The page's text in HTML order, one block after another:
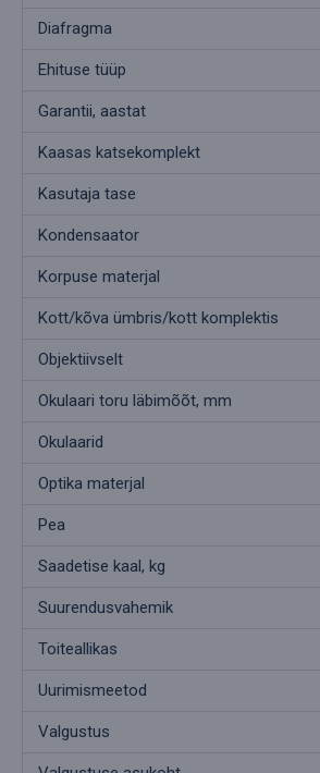
Diafragma
Ehituse tüüp
Garantii, aastat
Kaasas katsekomplekt
Kasutaja tase
Kondensaator
Korpuse materjal
Kott/kõva ümbris/kott komplektis
Objektiivselt
Okulaari toru läbimõõt, mm
Okulaarid
Optika materjal
Pea
Saadetise kaal, kg
Suurendusvahemik
Toiteallikas
Uurimismeetod
Valgustus